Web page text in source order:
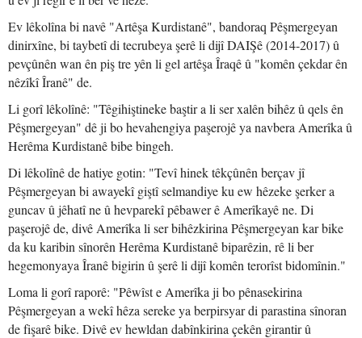
Ev lêkolîna bi navê "Artêşa Kurdistanê", bandoraq Pêşmergeyan
dinirxîne, bi taybetî di tecrubeya şerê li dijî DAIŞê (2014-2017) û
pevçûnên wan ên piş tre yên li gel artêşa Îraqê û "komên çekdar ên
nêzîkî Îranê" de.
Li gorî lêkolînê: "Têgihiştineke baştir a li ser xalên bihêz û qels ên
Pêşmergeyan" dê ji bo hevahengiya paşerojê ya navbera Amerîka û
Herêma Kurdistanê bibe bingeh.
Di lêkolînê de hatiye gotin: "Tevî hinek têkçûnên berçav jî
Pêşmergeyan bi awayekî giştî selmandiye ku ew hêzeke şerker a
guncav û jêhatî ne û hevparekî pêbawer ê Amerîkayê ne. Di
paşerojê de, divê Amerîka li ser bihêzkirina Pêşmergeyan kar bike
da ku karibin sînorên Herêma Kurdistanê biparêzin, rê li ber
hegemonyaya Îranê bigirin û şerê li dijî komên terorîst bidomînin."
Loma li gorî raporê: "Pêwîst e Amerîka ji bo pênasekirina
Pêşmergeyan a wekî hêza sereke ya berpirsyar di parastina sînoran
de fişarê bike. Divê ev hewldan dabînkirina çekên girantir û